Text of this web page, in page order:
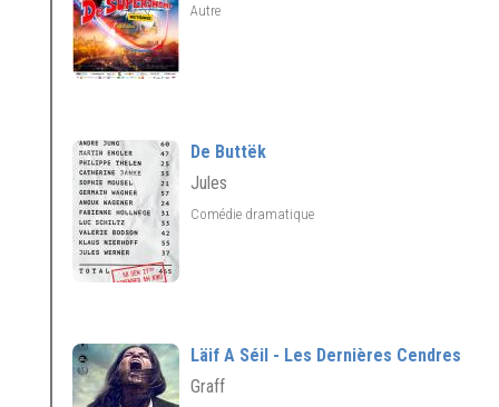
Autre
De Buttëk
Jules
Comédie dramatique
Läif A Séil - Les Dernières Cendres
Graff